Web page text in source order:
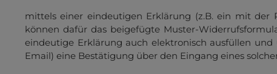
mittels einer eindeutigen Erklärung (z.B. ein mit der
können dafür das beigefügte Muster-
eindeutige Erklärung auch elektronisch ausfüllen
Email) eine Bestätigung über den Eingang eines